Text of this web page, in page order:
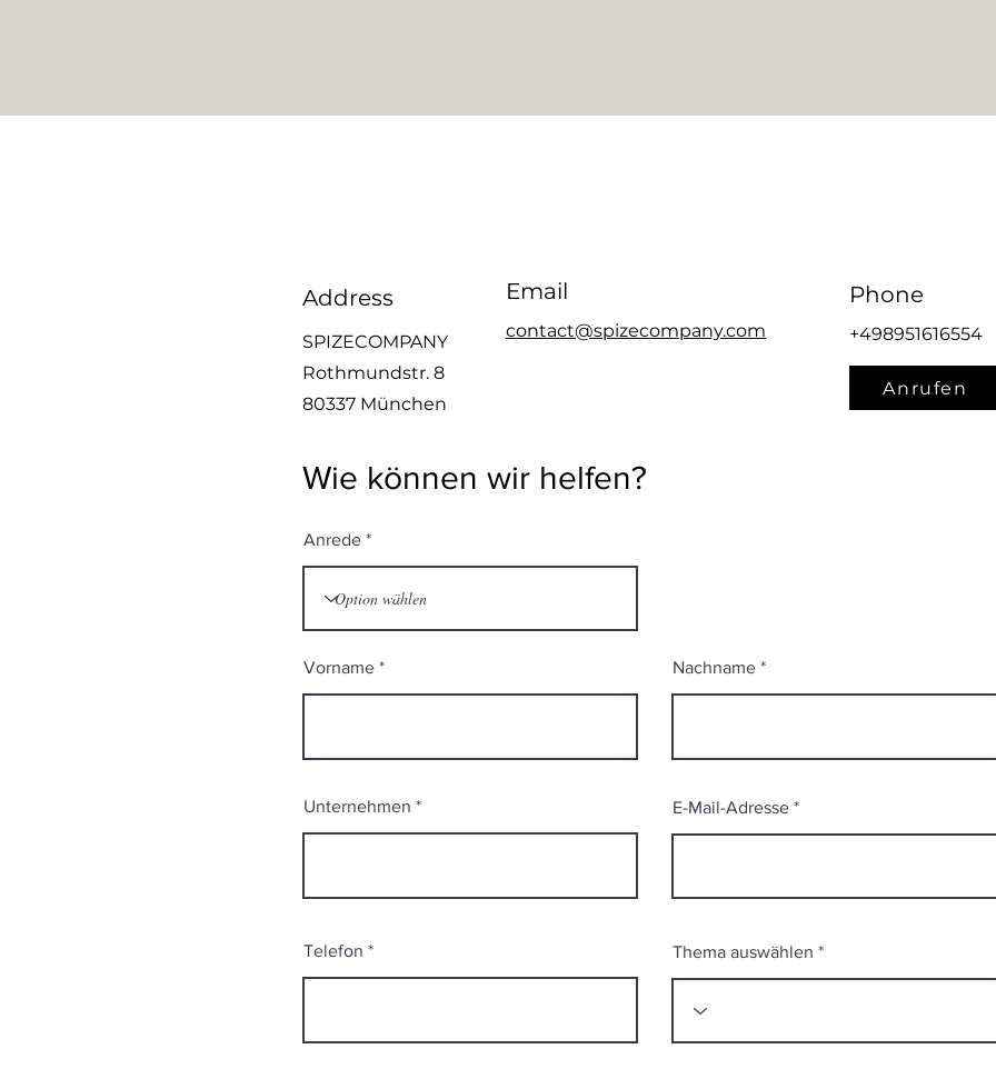
Address
SPIZECOMPANY
Rothmundstr. 8
80337 München
Email
contact@spizecompany.com
Phone
+498951616554
Anrufen
Wie können wir helfen?
Anrede
Vorname Nachname
Unternehmen E-Mail-Adresse
Telefon Thema auswählen